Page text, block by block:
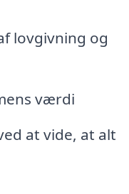
lovgivning og
værdi
at vide, at alt